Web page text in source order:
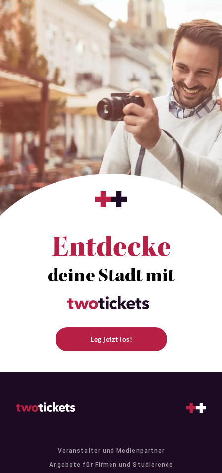
Entdecke
deine Stadt mit
Leg jetzt los!
Veranstalter und Medienpartner
Angebote für Firmen und Studierende